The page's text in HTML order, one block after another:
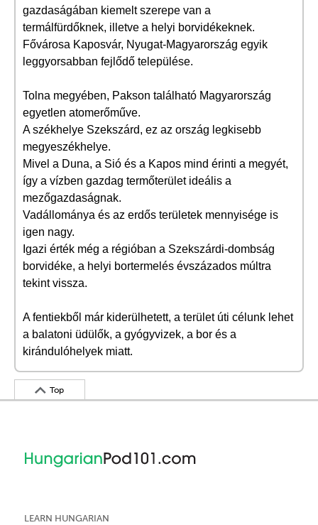
gazdaságában kiemelt szerepe van a
termálfürdőknek, illetve a helyi borvidékeknek.
Fővárosa Kaposvár, Nyugat-Magyarország egyik
leggyorsabban fejlődő települése.
Tolna megyében, Pakson található Magyarország
egyetlen atomerőműve.
A székhelye Szekszárd, ez az ország legkisebb
megyeszékhelye.
Mivel a Duna, a Sió és a Kapos mind érinti a megyét,
így a vízben gazdag termőterület ideális a
mezőgazdaságnak.
Vadállománya és az erdős területek mennyisége is
igen nagy.
Igazi érték még a régióban a Szekszárdi-dombság
borvidéke, a helyi bortermelés évszázados múltra
tekint vissza.
A fentiekből már kiderülhetett, a terület úti célunk lehet
a balatoni üdülők, a gyógyvizek, a bor és a
kirándulóhelyek miatt.
Top
LEARN HUNGARIAN